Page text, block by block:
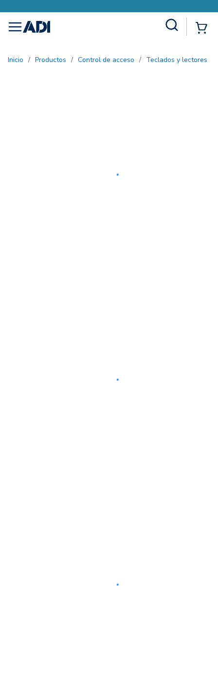
menu
Inicio / Productos / Control de acceso / Teclados y lectores